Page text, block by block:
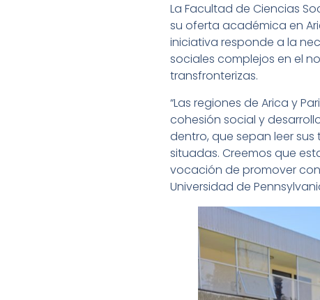
La Facultad de Ciencias
su oferta académica en
iniciativa responde a la
sociales complejos en el
transfronterizas.
“Las regiones de Arica y
cohesión social y
dentro, que sepan leer
situadas. Creemos que
vocación de promover
Universidad de